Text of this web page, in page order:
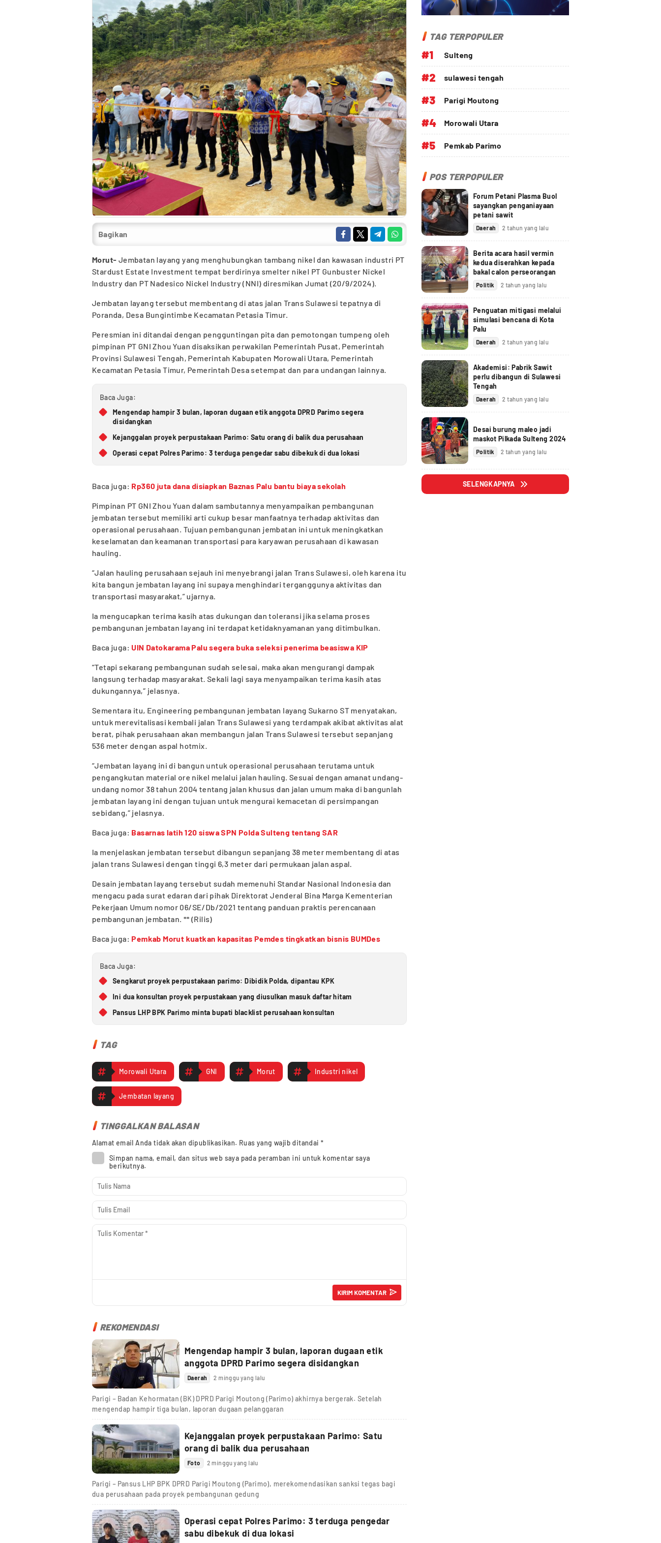
Bagikan
Morut- Jembatan layang yang menghubungkan tambang nikel dan kawasan industri PT
Stardust Estate Investment tempat berdirinya smelter nikel PT Gunbuster Nickel
Industry dan PT Nadesico Nickel Industry (NNI) diresmikan Jumat (20/9/2024).
Jembatan layang tersebut membentang di atas jalan Trans Sulawesi tepatnya di
Poranda, Desa Bungintimbe Kecamatan Petasia Timur.
Peresmian ini ditandai dengan pengguntingan pita dan pemotongan tumpeng oleh
pimpinan PT GNI Zhou Yuan disaksikan perwakilan Pemerintah Pusat, Pemerintah
Provinsi Sulawesi Tengah, Pemerintah Kabupaten Morowali Utara, Pemerintah
Kecamatan Petasia Timur, Pemerintah Desa setempat dan para undangan lainnya.
Baca Juga:
Mengendap hampir 3 bulan, laporan dugaan etik anggota DPRD Parimo segera
disidangkan
Kejanggalan proyek perpustakaan Parimo: Satu orang di balik dua perusahaan
Operasi cepat Polres Parimo: 3 terduga pengedar sabu dibekuk di dua lokasi
Baca juga: Rp360 juta dana disiapkan Baznas Palu bantu biaya sekolah
Pimpinan PT GNI Zhou Yuan dalam sambutannya menyampaikan pembangunan
jembatan tersebut memiliki arti cukup besar manfaatnya terhadap aktivitas dan
operasional perusahaan. Tujuan pembangunan jembatan ini untuk meningkatkan
keselamatan dan keamanan transportasi para karyawan perusahaan di kawasan
hauling.
“Jalan hauling perusahaan sejauh ini menyebrangi jalan Trans Sulawesi, oleh karena itu
kita bangun jembatan layang ini supaya menghindari terganggunya aktivitas dan
transportasi masyarakat,” ujarnya.
Ia mengucapkan terima kasih atas dukungan dan toleransi jika selama proses
pembangunan jembatan layang ini terdapat ketidaknyamanan yang ditimbulkan.
Baca juga:UIN Datokarama Palu segera buka seleksi penerima beasiswa KIP
“Tetapi sekarang pembangunan sudah selesai, maka akan mengurangi dampak
langsung terhadap masyarakat. Sekali lagi saya menyampaikan terima kasih atas
dukungannya,” jelasnya.
Sementara itu, Engineering pembangunan jembatan layang Sukarno ST menyatakan,
untuk merevitalisasi kembali jalan Trans Sulawesi yang terdampak akibat aktivitas alat
berat, pihak perusahaan akan membangun jalan Trans Sulawesi tersebut sepanjang
536 meter dengan aspal hotmix.
“Jembatan layang ini di bangun untuk operasional perusahaan terutama untuk
pengangkutan material ore nikel melalui jalan hauling. Sesuai dengan amanat undang-
undang nomor 38 tahun 2004 tentang jalan khusus dan jalan umum maka di bangunlah
jembatan layang ini dengan tujuan untuk mengurai kemacetan di persimpangan
sebidang,” jelasnya.
Baca juga: Basarnas latih 120 siswa SPN Polda Sulteng tentang SAR
Ia menjelaskan jembatan tersebut dibangun sepanjang 38 meter membentang di atas
jalan trans Sulawesi dengan tinggi 6,3 meter dari permukaan jalan aspal.
Desain jembatan layang tersebut sudah memenuhi Standar Nasional Indonesia dan
mengacu pada surat edaran dari pihak Direktorat Jenderal Bina Marga Kementerian
Pekerjaan Umum nomor 06/SE/Db/2021 tentang panduan praktis perencanaan
pembangunan jembatan. ** (Rilis)
Baca juga:Pemkab Morut kuatkan kapasitas Pemdes tingkatkan bisnis BUMDes
Baca Juga:
Sengkarut proyek perpustakaan parimo: Dibidik Polda, dipantau KPK
Ini dua konsultan proyek perpustakaan yang diusulkan masuk daftar hitam
Pansus LHP BPK Parimo minta bupati blacklist perusahaan konsultan
TAG
Morowali Utara GNI Morut Industri nikel
Jembatan layang
TINGGALKAN BALASAN
Alamat email Anda tidak akan dipublikasikan. Ruas yang wajib ditandai*
Simpan nama, email, dan situs web saya pada peramban ini untuk komentar saya
berikutnya.
REKOMENDASI
Mengendap hampir 3 bulan, laporan dugaan etik
anggota DPRD Parimo segera disidangkan
Daerah 2 minggu yang lalu
Parigi – Badan Kehormatan (BK) DPRD Parigi Moutong (Parimo) akhirnya bergerak. Setelah
mengendap hampir tiga bulan, laporan dugaan pelanggaran
Kejanggalan proyek perpustakaan Parimo: Satu
orang di balik dua perusahaan
Foto 2 minggu yang lalu
Parigi – Pansus LHP BPK DPRD Parigi Moutong (Parimo), merekomendasikan sanksi tegas bagi
dua perusahaan pada proyek pembangunan gedung
Operasi cepat Polres Parimo: 3 terduga pengedar
sabu dibekuk di dua lokasi
TAG TERPOPULER
#1 Sulteng
#2 sulawesi tengah
#3 Parigi Moutong
#4 Morowali Utara
#5 Pemkab Parimo
POS TERPOPULER
Forum Petani Plasma Buol
sayangkan penganiayaan
petani sawit
Daerah 2 tahun yang lalu
Berita acara hasil vermin
kedua diserahkan kepada
bakal calon perseorangan
Politik 2 tahun yang lalu
Penguatan mitigasi melalui
simulasi bencana di Kota
Palu
Daerah 2 tahun yang lalu
Akademisi: Pabrik Sawit
perlu dibangun di Sulawesi
Tengah
Daerah 2 tahun yang lalu
Desai burung maleo jadi
maskot Pilkada Sulteng 2024
Politik 2 tahun yang lalu
SELENGKAPNYA